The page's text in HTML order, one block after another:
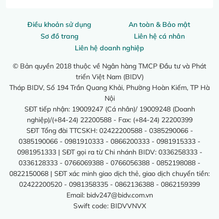
Điều khoản sử dụng
An toàn & Bảo mật
Sơ đồ trang
Liên hệ cá nhân
Liên hệ doanh nghiệp
© Bản quyền 2018 thuộc về Ngân hàng TMCP Đầu tư và Phát
triển Việt Nam (BIDV)
Tháp BIDV, Số 194 Trần Quang Khải, Phường Hoàn Kiếm, TP Hà
Nội
SĐT tiếp nhận: 19009247 (Cá nhân)/ 19009248 (Doanh
nghiệp)/(+84-24) 22200588 - Fax: (+84-24) 22200399
SĐT Tổng đài TTCSKH: 02422200588 - 0385290066 -
0385190066 - 0981910333 - 0866200333 - 0981915333 -
0981951333 | SĐT gọi ra từ Chi nhánh BIDV: 0336258333 -
0336128333 - 0766069388 - 0766056388 - 0852198088 -
0822150068 | SĐT xác minh giao dịch thẻ, giao dịch chuyển tiền:
02422200520 - 0981358335 - 0862136388 - 0862159399
Email: bidv247@bidv.com.vn
Swift code: BIDVVNVX